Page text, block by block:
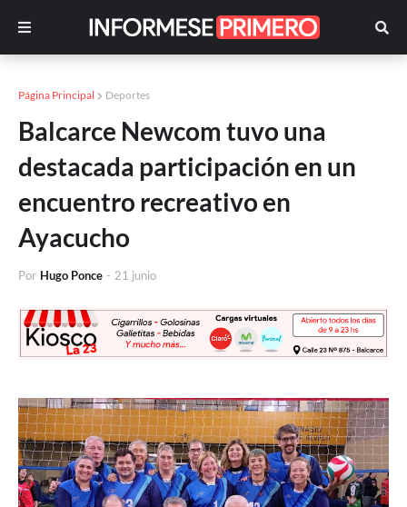
Página Principal Deportes
Balcarce Newcom tuvo una
destacada participación en un
encuentro recreativo en
Ayacucho
Por Hugo Ponce - 21 junio